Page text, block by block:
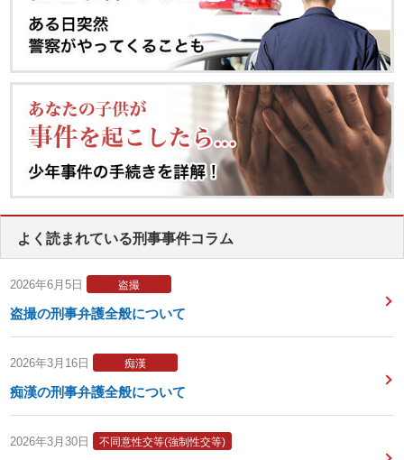
よく読まれている刑事事件コラム
2026年6月5日 盗撮
盗撮の刑事弁護全般について
2026年3月16日 痴漢
痴漢の刑事弁護全般について
2026年3月30日 不同意性交等(強制性交等)